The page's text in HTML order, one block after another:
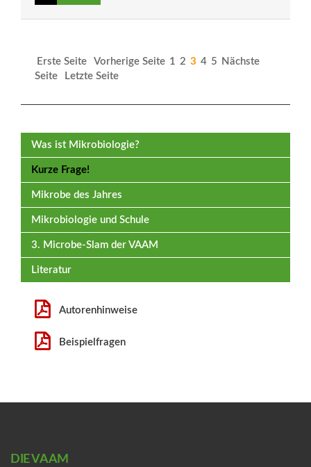
Erste Seite Vorherige Seite 1 2 3 4 5 Nächste
Seite
Letzte Seite
Was ist Mikrobiologie?
Kurze Frage!
Mikrobe des Jahres
Mikrobiologie und Schule
3. Microbe-Slam der VAAM
Literatur
Autorenhinweise
Beispielfragen
DIE VAAM